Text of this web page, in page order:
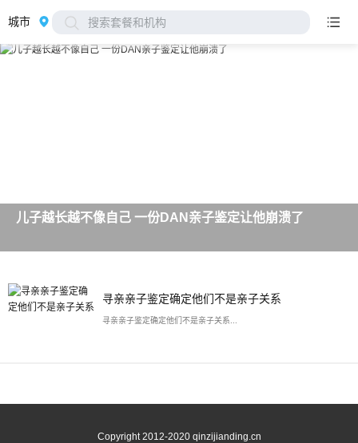
城市 搜索套餐和机构
儿子越长越不像自己 一份DAN亲子鉴定让他崩溃了
寻亲亲子鉴定确定他们不是亲子关系
寻亲亲子鉴定确定他们不是亲子关系...
Copyright 2012-2020 qinzijianding.cn